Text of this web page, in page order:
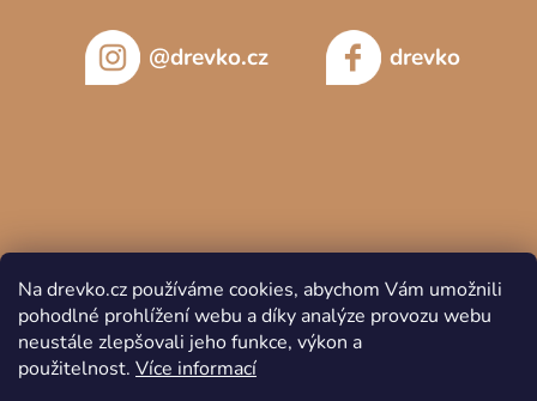
Na drevko.cz používáme cookies, abychom Vám umožnili
pohodlné prohlížení webu a díky analýze provozu webu
neustále zlepšovali jeho funkce, výkon a
použitelnost. Více informací
@drevko.cz drevko